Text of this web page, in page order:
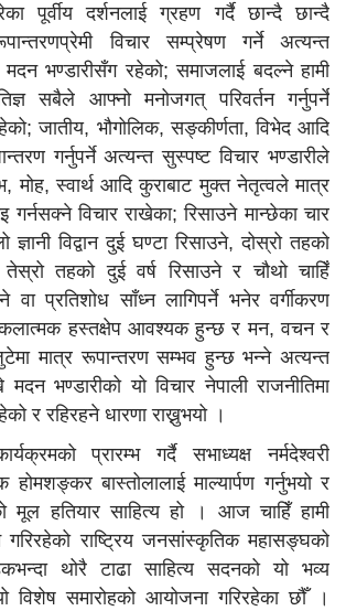
पूर्वीय दर्शनलाई ग्रहण गर्दै छान्दै छान्दै
विचार सम्प्रेषण गर्ने अत्यन्त
भण्डारीसँग रहेको; समाजलाई बदल्ने हामी
सबैले आफ्नो मनोजगत् परिवर्तन गर्नुपर्ने
जातीय, भौगोलिक, सङ्कीर्णता, विभेद आदि
गर्नुपर्ने अत्यन्त सुस्पष्ट विचार भण्डारीले
मोह, स्वार्थ आदि कुराबाट मुक्त नेतृत्वले मात्र
गर्नसक्ने विचार राखेका; रिसाउने मान्छेका चार
विद्वान दुई घण्टा रिसाउने, दोस्रो तहको
तहको दुई वर्ष रिसाउने र चौथो चाहिँ
वा प्रतिशोध साँध्न लागिपर्ने भनेर वर्गीकरण
कलात्मक हस्तक्षेप आवश्यक हुन्छ र मन, वचन र
मात्र रूपान्तरण सम्भव हुन्छ भन्ने अत्यन्त
मदन भण्डारीको यो विचार नेपाली राजनीतिमा
र रहिरहने धारणा राख्नुभयो ।
प्रारम्भ गर्दै सभाध्यक्ष नर्मदेश्वरी
बास्तोलालाई माल्यार्पण गर्नुभयो र
मूल हतियार साहित्य हो । आज चाहिँ हामी
गरिरहेको राष्ट्रिय जनसांस्कृतिक महासङ्घको
थोरै टाढा साहित्य सदनको यो भव्य
विशेष समारोहको आयोजना गरिरहेका छौँ ।